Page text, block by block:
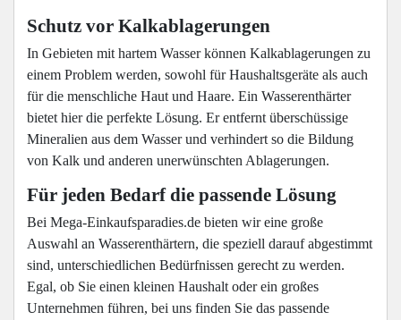
Schutz vor Kalkablagerungen
In Gebieten mit hartem Wasser können Kalkablagerungen zu
einem Problem werden, sowohl für Haushaltsgeräte als auch
für die menschliche Haut und Haare. Ein Wasserenthärter
bietet hier die perfekte Lösung. Er entfernt überschüssige
Mineralien aus dem Wasser und verhindert so die Bildung
von Kalk und anderen unerwünschten Ablagerungen.
Für jeden Bedarf die passende Lösung
Bei Mega-Einkaufsparadies.de bieten wir eine große
Auswahl an Wasserenthärtern, die speziell darauf abgestimmt
sind, unterschiedlichen Bedürfnissen gerecht zu werden.
Egal, ob Sie einen kleinen Haushalt oder ein großes
Unternehmen führen, bei uns finden Sie das passende